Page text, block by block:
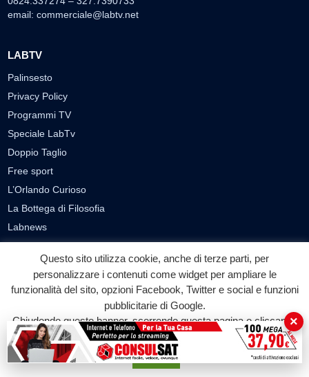
email: commerciale@labtv.net
LABTV
Palinsesto
Privacy Policy
Programmi TV
Speciale LabTv
Doppio Taglio
Free sport
L’Orlando Curioso
La Bottega di Filosofia
Labnews
Le Voci del Parco
Parliamo di…
Ricomincio da me
SEZIONI
Cronaca
Politica
Questo sito utilizza cookie, anche di terze parti, per
personalizzare i contenuti come widget per ampliare le
funzionalità del sito, opzioni Facebook, Twitter e social e funzioni
pubblicitarie di Google.
Chiudendo questo banner, scorrendo questa pagina o cliccando
su qualunque suo elemento acconsenti all'uso dei cookie.
Accetta
×